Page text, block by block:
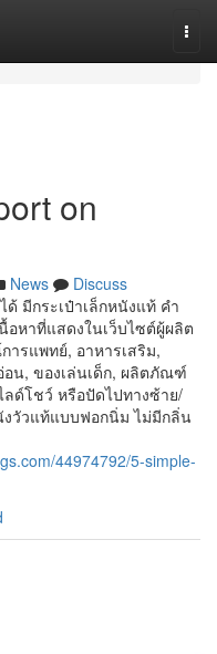
on
News
Discuss
มีกระเป๋าเล็กหนังแท้ คำ
อหาที่แสดงในเว็บไซต์ผู้ผลิต
รแพทย์, อาหารเสริม,
น, ของเล่นเด็ก, ผลิตภัณฑ์
ด์โชว์ หรือปัดไปทางซ้าย/
วัวแท้แบบฟอกนิ่ม ไม่มีกลิ่น
44974792/5-simple-